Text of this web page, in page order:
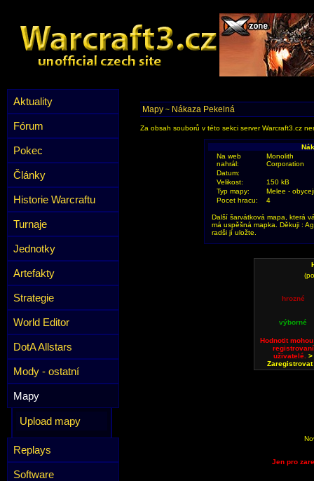
Aktuality
Fórum
Pokec
Články
Historie Warcraftu
Turnaje
Jednotky
Artefakty
Strategie
World Editor
DotA Allstars
Mody - ostatní
Mapy
Upload mapy
Replays
Software
Mapy ~ Nákaza Pekelná
Za obsah souborů v této sekci server Warcraft3.cz
Na web
nahrál:
Monolith
Corporation
Datum:
Velikost:
150 kB
Typ mapy:
Melee -
Pocet hracu:
4
Další šarvátková mapa, která
má uspěšná mapka. Děkuji :
radši jí uložte.
hrozné
výborné
Hodnotit
registrovaní
uživatelé.>
Zaregistrovat
Jen pro